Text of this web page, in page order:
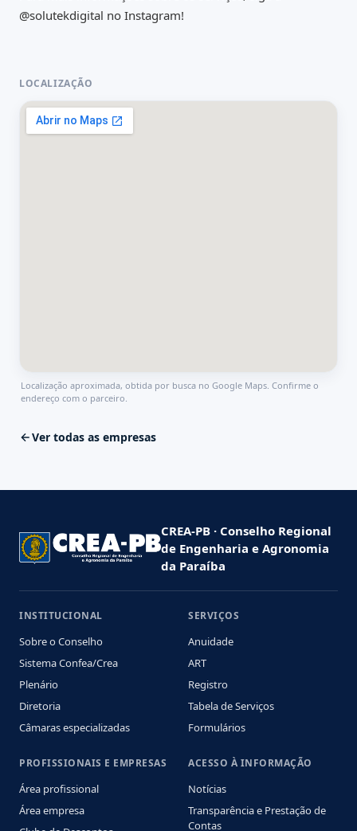
@solutekdigital no Instagram!
LOCALIZAÇÃO
Localização aproximada, obtida por busca no Google Maps. Confirme o
endereço com o parceiro.
Ver todas as empresas
CREA-PB · Conselho Regional
de Engenharia e Agronomia
da Paraíba
INSTITUCIONAL
Sobre o Conselho
Sistema Confea/Crea
Plenário
Diretoria
Câmaras especializadas
SERVIÇOS
Anuidade
ART
Registro
Tabela de Serviços
Formulários
PROFISSIONAIS E EMPRESAS
Área profissional
Área empresa
ACESSO À INFORMAÇÃO
Notícias
Transparência e Prestação de
Contas